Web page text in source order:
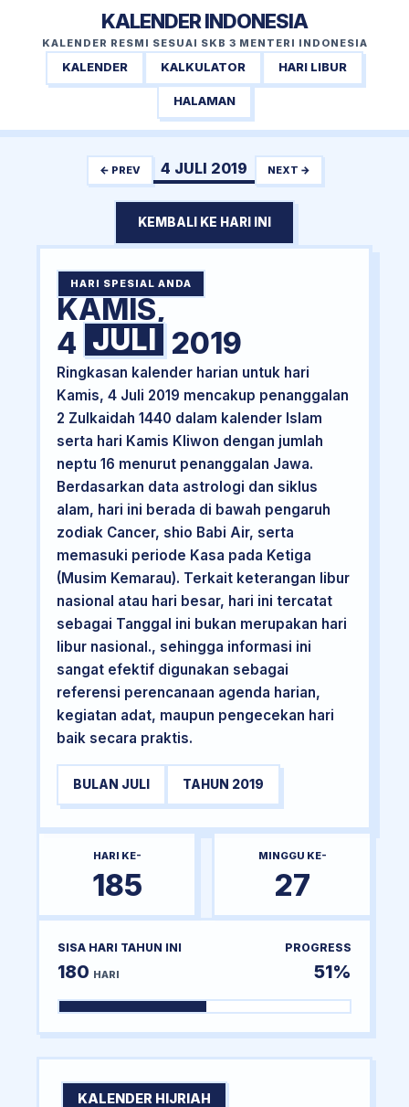
KALENDER INDONESIA
KALENDER RESMI SESUAI SKB 3 MENTERI INDONESIA
KALENDER KALKULATOR HARI LIBUR
HALAMAN
← PREV 4 JULI 2019 NEXT →
KEMBALI KE HARI INI
HARI SPESIAL ANDA
KAMIS,
4 JULI 2019
Ringkasan kalender harian untuk hari
Kamis, 4 Juli 2019 mencakup penanggalan
2 Zulkaidah 1440 dalam kalender Islam
serta hari Kamis Kliwon dengan jumlah
neptu 16 menurut penanggalan Jawa.
Berdasarkan data astrologi dan siklus
alam, hari ini berada di bawah pengaruh
zodiak Cancer, shio Babi Air, serta
memasuki periode Kasa pada Ketiga
(Musim Kemarau). Terkait keterangan libur
nasional atau hari besar, hari ini tercatat
sebagai Tanggal ini bukan merupakan hari
libur nasional., sehingga informasi ini
sangat efektif digunakan sebagai
referensi perencanaan agenda harian,
kegiatan adat, maupun pengecekan hari
baik secara praktis.
BULAN JULI TAHUN 2019
HARI KE-
185
MINGGU KE-
27
SISA HARI TAHUN INI
180 HARI
PROGRESS
51%
KALENDER HIJRIAH